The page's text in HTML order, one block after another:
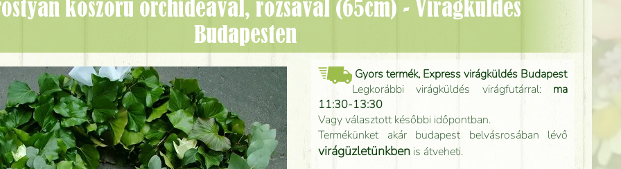
Budapesten
Gyors termék, Express virágküldés Budapest
Legkorábbi virágküldés virágfutárral: ma
11:30-13:30
Vagy választott későbbi időpontban.
Termékünket akár budapest belvásrosában lévő
virágüzletünkben is átveheti.